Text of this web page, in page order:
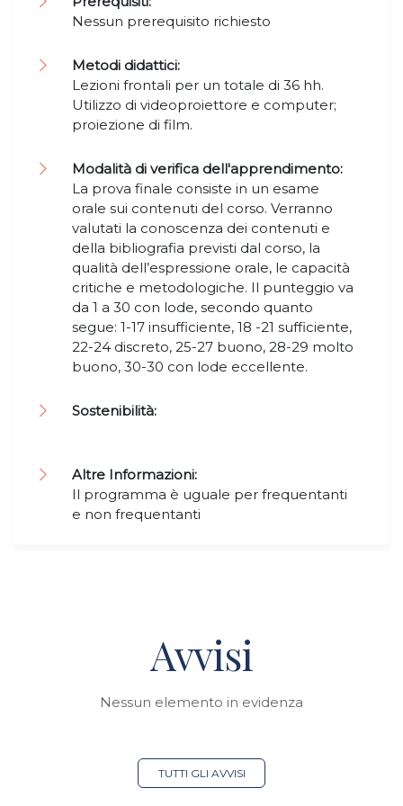
Nessun prerequisito richiesto
Metodi didattici:
Lezioni frontali per un totale di 36 hh.
Utilizzo di videoproiettore e computer;
proiezione di film.
Modalità di verifica dell'apprendimento:
La prova finale consiste in un esame
orale sui contenuti del corso. Verranno
valutati la conoscenza dei contenuti e
della bibliografia previsti dal corso, la
qualità dell’espressione orale, le capacità
critiche e metodologiche. Il punteggio va
da 1 a 30 con lode, secondo quanto
segue: 1-17 insufficiente, 18 -21 sufficiente,
22-24 discreto, 25-27 buono, 28-29 molto
buono, 30-30 con lode eccellente.
Sostenibilità:
Altre Informazioni:
Il programma è uguale per frequentanti
e non frequentanti
Avvisi
Nessun elemento in evidenza
TUTTI GLI AVVISI